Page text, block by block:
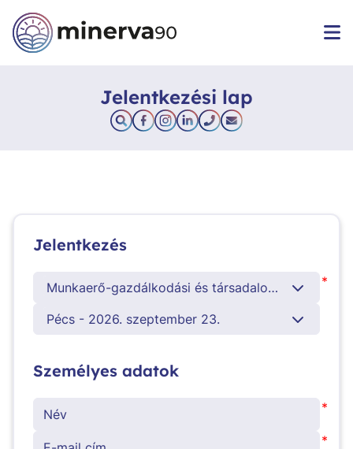
Jelentkezési lap
Jelentkezés
Munkaerő-gazdálkodási és társadalombiztosítási ügyintéző *
Pécs - 2026. szeptember 23.
Személyes adatok
*
*